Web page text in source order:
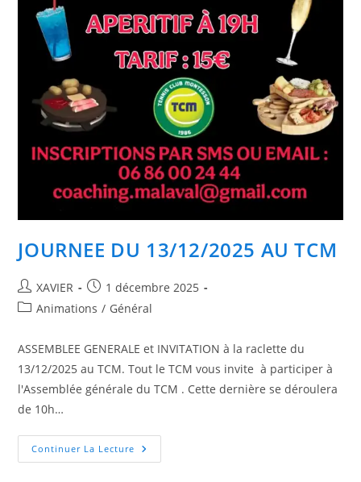
JOURNEE DU 13/12/2025 AU TCM
Auteur/autrice
de
XAVIER
Publication
publiée :
1 décembre 2025
PostAnimations / Général
ASSEMBLEE GENERALE et INVITATION à la raclette du
13/12/2025 au TCM. Tout le TCM vous invite à participer à
l'Assemblée générale du TCM . Cette dernière se déroulera
de 10h…
Continuer La Lecture JOURNEE
DU